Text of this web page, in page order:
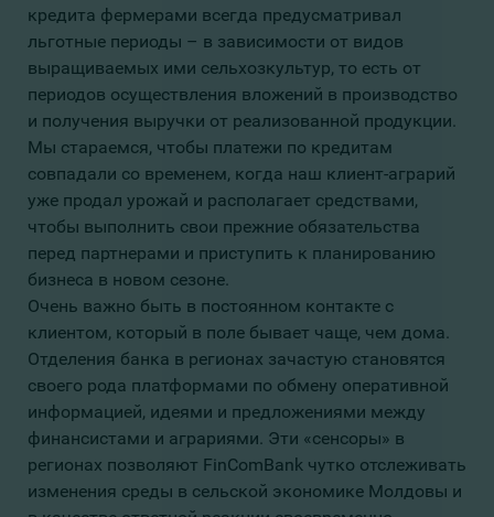
кредита фермерами всегда предусматривал
льготные периоды – в зависимости от видов
выращиваемых ими сельхозкультур, то есть от
периодов осуществления вложений в производство
и получения выручки от реализованной продукции.
Мы стараемся, чтобы платежи по кредитам
совпадали со временем, когда наш клиент-аграрий
уже продал урожай и располагает средствами,
чтобы выполнить свои прежние обязательства
перед партнерами и приступить к планированию
бизнеса в новом сезоне.
Очень важно быть в постоянном контакте с
клиентом, который в поле бывает чаще, чем дома.
Отделения банка в регионах зачастую становятся
своего рода платформами по обмену оперативной
информацией, идеями и предложениями между
финансистами и аграриями. Эти «сенсоры» в
регионах позволяют FinComBank чутко отслеживать
изменения среды в сельской экономике Молдовы и